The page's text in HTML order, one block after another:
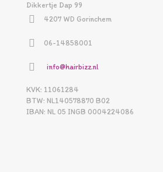
Dikkertje Dap 99
4207 WD Gorinchem
06-14858001
info@hairbizz.nl
KVK: 11061284
BTW: NL140578870 B02
IBAN: NL 05 INGB 0004224086